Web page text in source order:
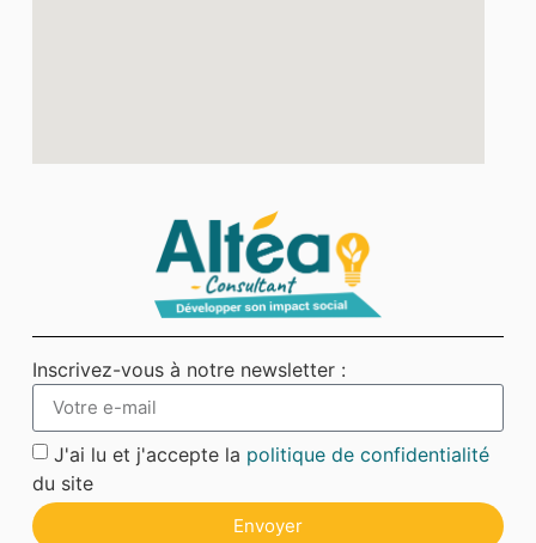
Inscrivez-vous à notre newsletter :
J'ai lu et j'accepte la politique de confidentialité
du site
Envoyer